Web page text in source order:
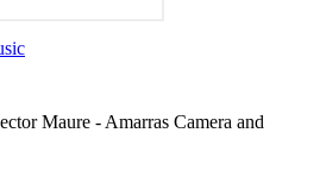
Maure - Amarras Camera and